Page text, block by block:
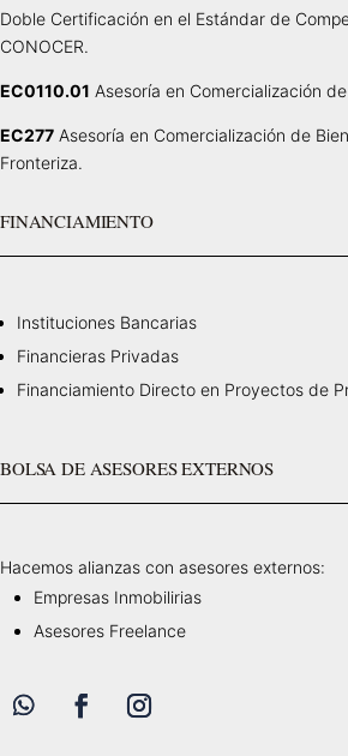
Doble Certificación en el Estándar de
CONOCER.
EC0110.01 Asesoría en Comercialización
EC277 Asesoría en Comercialización de
Fronteriza.
FINANCIAMIENTO
Instituciones Bancarias
Financieras Privadas
Financiamiento Directo en Proyectos de
BOLSA DE ASESORES EXTERNOS
Hacemos alianzas con asesores externos:
Empresas Inmobilirias
Asesores Freelance